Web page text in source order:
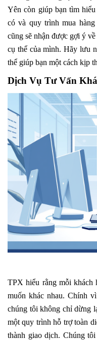
Yên còn giúp bạn tìm
có và quy trình mua
cũng sẽ nhận được gợi ý
cụ thể của mình. Hãy lưu
thể giúp bạn một cách kịp
Dịch Vụ Tư Vấn
TPX hiểu rằng mỗi khách
muốn khác nhau. Chính
chúng tôi không chỉ dừng
một quy trình hỗ trợ toàn
thành giao dịch. Chúng